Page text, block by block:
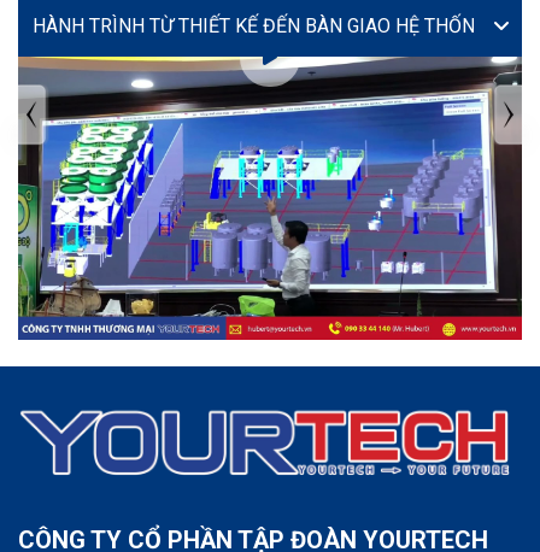
VIDEO
TIN TỨC MỚI NHẤT
Tuyển dụng: Nhân viên KẾ TOÁN
CÔNG TY CỔ PHẦN TẬP ĐOÀN YOURTECH